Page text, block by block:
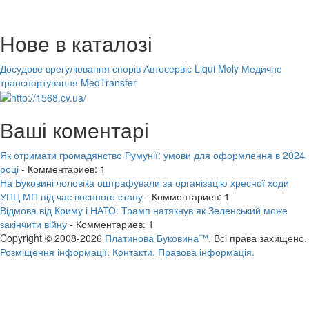
Нове в каталозі
Досудове врегулювання спорів Автосервіс Liqui Moly Медичне
транспортування MedTransfer
Ваші коментарі
Як отримати громадянство Румунії: умови для оформлення в 2024
році - Комментариев: 1
На Буковині чоловіка оштрафували за організацію хресної ходи
УПЦ МП під час воєнного стану - Комментариев: 1
Відмова від Криму і НАТО: Трамп натякнув як Зеленський може
закінчити війну - Комментариев: 1
Copyright © 2008-2026 Платинова Буковина™. Всі права захищено.
Розміщення інформації. Контакти. Правова інформація.